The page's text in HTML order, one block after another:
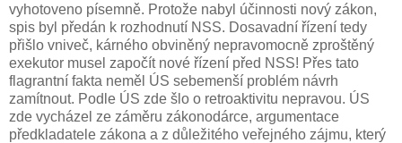
vyhotoveno písemně. Protože nabyl účinnosti nový zákon,
spis byl předán k rozhodnutí NSS. Dosavadní řízení tedy
přišlo vniveč, kárného obviněný nepravomocně zproštěný
exekutor musel započít nové řízení před NSS! Přes tato
flagrantní fakta neměl ÚS sebemenší problém návrh
zamítnout. Podle ÚS zde šlo o retroaktivitu nepravou. ÚS
zde vycházel ze záměru zákonodárce, argumentace
předkladatele zákona a z důležitého veřejného zájmu, který